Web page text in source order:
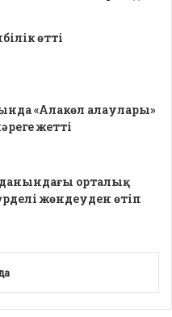
өтті
«Алакөл алаулары»
жетті
орталық
жөндеуден өтіп